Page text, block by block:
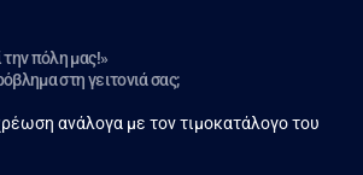
πόλη μας!»
στη γειτονιά σας;
ανάλογα με τον τιμοκατάλογο του